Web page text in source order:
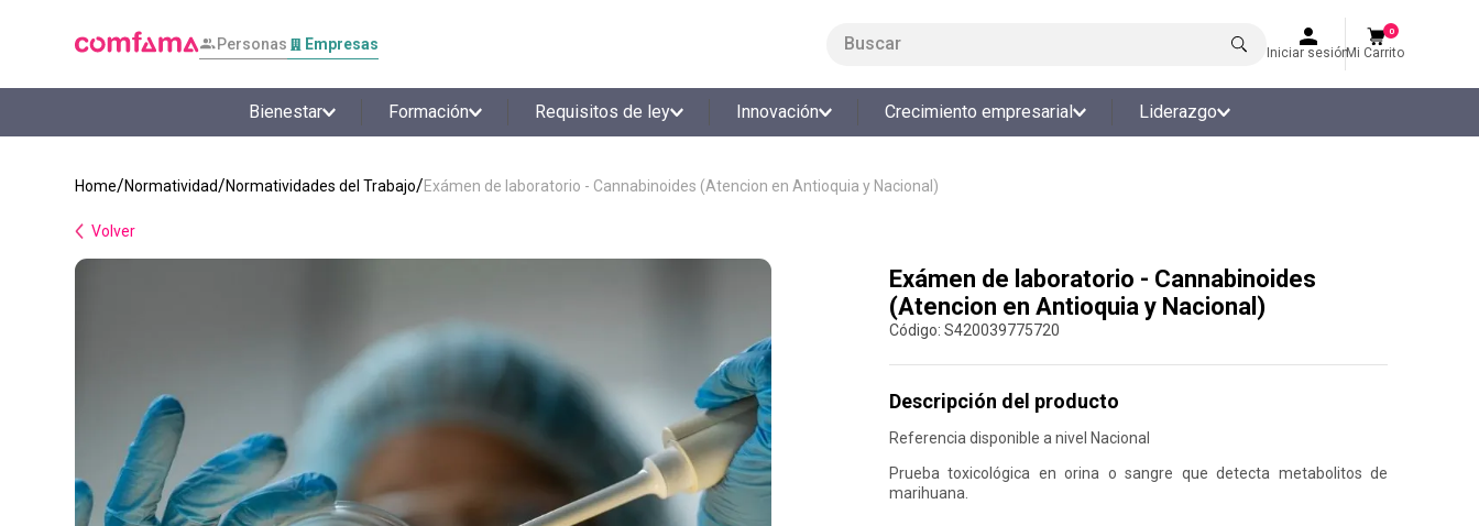
Personas Empresas Iniciar sesiónMi Carrito
0
Bienestar Formación Requisitos de ley Innovación Crecimiento empresarial Liderazgo
Normatividad Normatividades del Trabajo Exámen de laboratorio - Cannabinoides (Atencion en Antioquia y Nacional)
Volver
Exámen de laboratorio - Cannabinoides
(Atencion en Antioquia y Nacional)
: S420039775720
Descripción del producto
Referencia disponible a nivel Nacional
Prueba toxicológica en orina o sangre que detecta metabolitos de
marihuana.
LO MÁS BUSCADO
1.
smart fit
.
talleres creativos
refrigerio
10
liderazgo